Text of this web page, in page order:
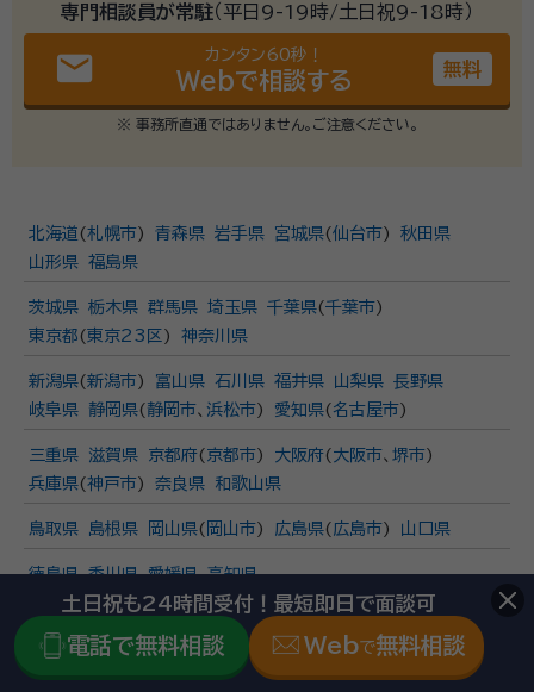
専門相談員が常駐（平日9-19時/土日祝9-18時）
email カンタン60秒！
Webで相談する 無料
※ 事務所直通ではありません。ご注意ください。
北海道 (札幌市) 青森県 岩手県 宮城県(仙台市)
秋田県
山形県 福島県
茨城県 栃木県 群馬県 埼玉県 千葉県(千葉市)
東京都 (東京23区) 神奈川県
新潟県(新潟市) 富山県 石川県 福井県 山梨県 長野県
岐阜県
静岡県(静岡市、 浜松市) 愛知県(名古屋市)
三重県 滋賀県 京都府(京都市) 大阪府(大阪市、 堺市)
兵庫県(神戸市) 奈良県 和歌山県
鳥取県 島根県 岡山県( 岡山市) 広島県(広島市) 山口県
徳島県 香川県 愛媛県 高知県
福岡県(福岡市、北九州市) 佐賀県 長崎県 熊本県(熊本市)
大分県 宮崎県 鹿児島 沖縄県
土日祝も24時間受付！最短即日で面談可
電話で無料相談 Webで無料相談